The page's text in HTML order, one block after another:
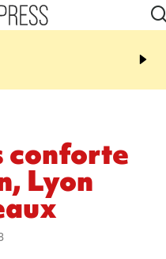
07:00
Un vendredi
conforte
Lyon